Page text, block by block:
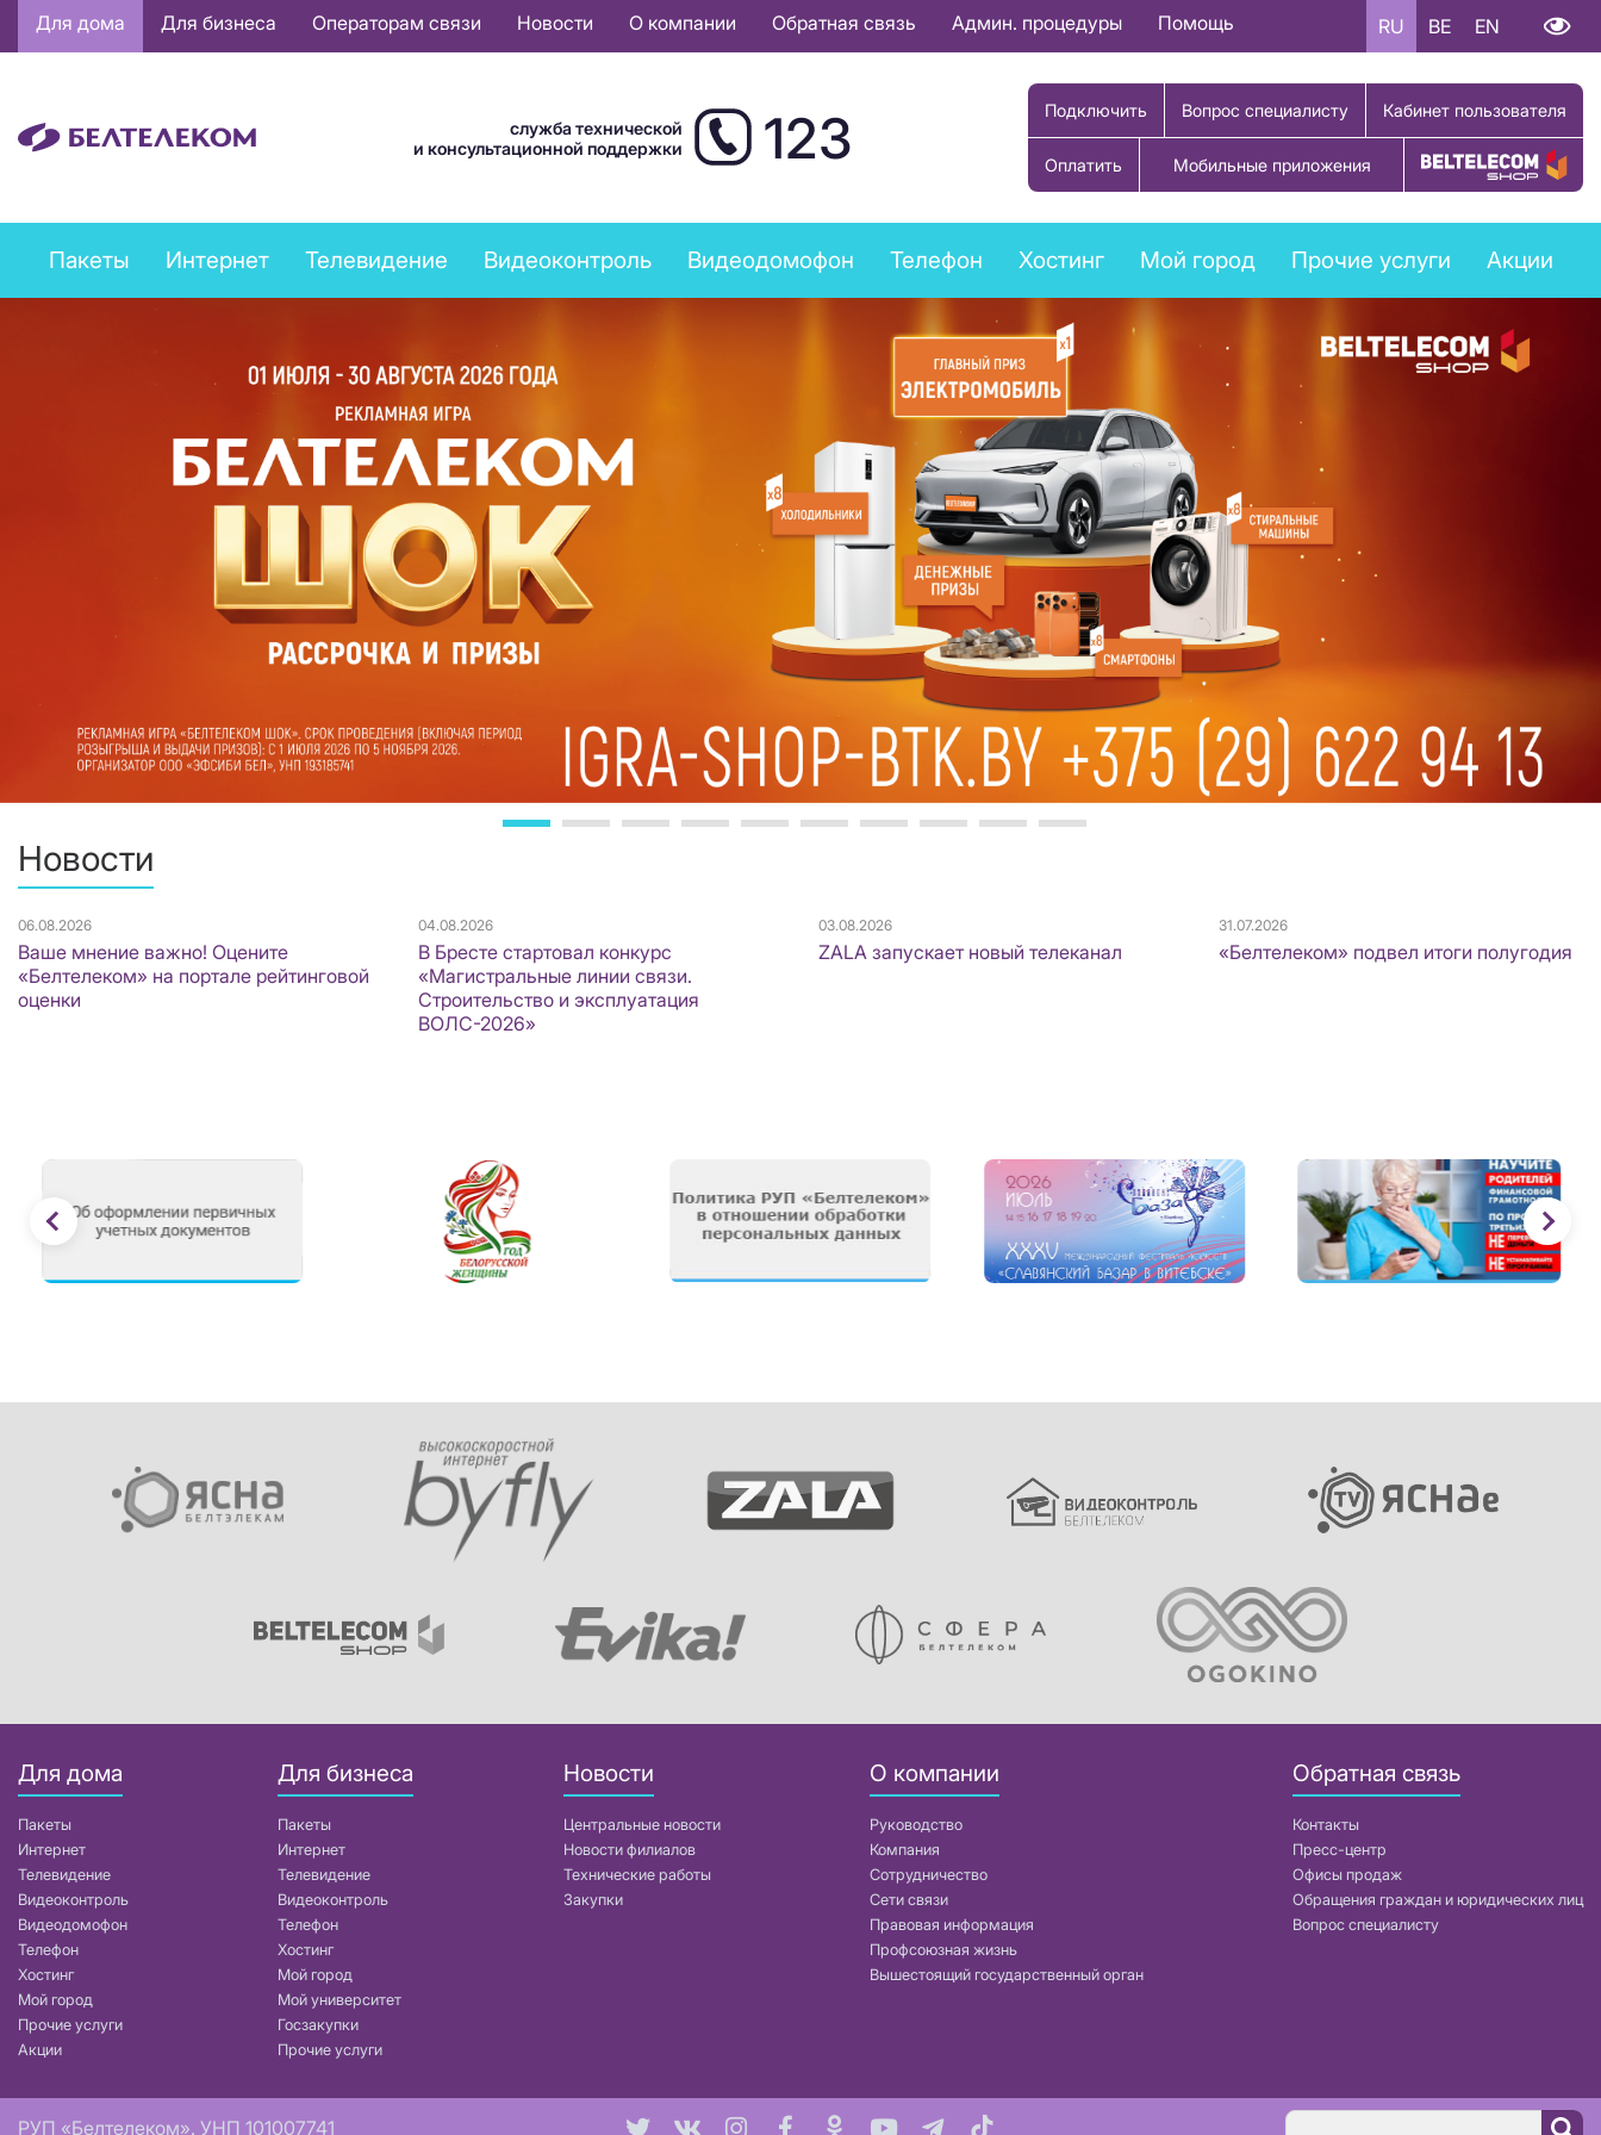
Основная
навигация
Для дома Для бизнеса Операторам связи Новости О компании Обратная связь Админ. процедуры Помощь RU BE EN
служба технической
и консультационной поддержки
123 Подключить Вопрос специалисту Кабинет пользователя
Оплатить Мобильные приложения Купить товар
Private
services
Пакеты Интернет Телевидение Видеоконтроль Видеодомофон Телефон Хостинг Мой город Прочие услуги Акции
Новости
06.08.2026
Ваше мнение важно! Оцените
«Белтелеком» на портале рейтинговой
оценки
04.08.2026
В Бресте стартовал конкурс
«Магистральные линии связи.
Строительство и эксплуатация
ВОЛС-2026»
03.08.2026
ZALA запускает новый телеканал
31.07.2026
«Белтелеком» подвел итоги полугодия
Для дома
Пакеты
Интернет
Телевидение
Видеоконтроль
Видеодомофон
Телефон
Хостинг
Мой город
Прочие услуги
Акции
Для бизнеса
Пакеты
Интернет
Телевидение
Видеоконтроль
Телефон
Хостинг
Мой город
Мой университет
Госзакупки
Прочие услуги
Новости
Центральные новости
Новости филиалов
Технические работы
Закупки
О компании
Руководство
Компания
Сотрудничество
Сети связи
Правовая информация
Профсоюзная жизнь
Вышестоящий государственный орган
Обратная связь
Контакты
Пресс-центр
Офисы продаж
Обращения граждан и юридических лиц
Вопрос специалисту
РУП «Белтелеком». УНП 101007741 Поиск